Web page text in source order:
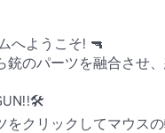
へようこそ! 🔫
銃のパーツを融合させ
をクリックしてマウス